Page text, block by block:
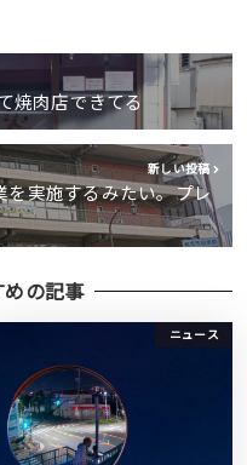
焼肉店できてる
新しい投稿
を実施するみたい。プレ
の記事
ニュース